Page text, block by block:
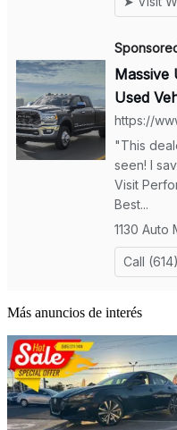
Más anuncios de interés